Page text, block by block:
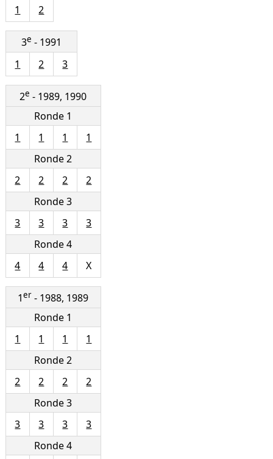
1
2
3e - 1991
1
2 3
2e - 1989, 1990
Ronde 1
1
1 1
1
Ronde 2
2
2 2
2
Ronde 3
3
3 3
3
Ronde 4
4
4 4 X
1er - 1988, 1989
Ronde 1
1
1 1
1
Ronde 2
2
2 2
2
Ronde 3
3
3 3
3
Ronde 4